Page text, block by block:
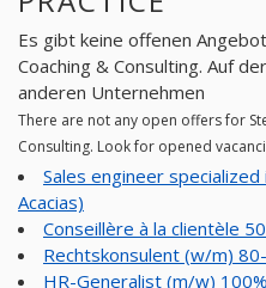
Es gibt keine offenen
Coaching & Consulting. Auf
anderen Unternehmen
There are not any open offers for
Consulting. Look for opened
Sales engineer
Acacias)
Conseillère à la clientèle
Rechtskonsulent (w/m)
HR-Generalist (m/w)